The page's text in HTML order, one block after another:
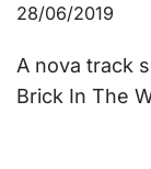
28/06/2019
A nova track
Brick In The